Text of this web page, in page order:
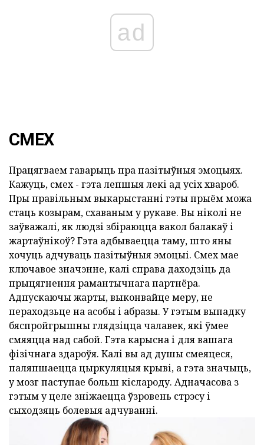
ad
СМЕХ
Працягваем гаварыць пра пазітыўныя эмоцыях.
Кажуць, смех - гэта лепшыя лекі ад усіх хвароб.
Пры правільным выкарыстанні гэты прыём можа
стаць козырам, схаваным у рукаве. Вы ніколі не
заўважалі, як людзі збіраюцца вакол балакаў і
жартаўнікоў? Гэта адбываецца таму, што яны
хочуць адчуваць пазітыўныя эмоцыі. Смех мае
ключавое значэнне, калі справа даходзіць да
прыцягнення рамантычнага партнёра.
Адпускаючы жарты, выконвайце меру, не
пераходзьце на асобы і абразы. У гэтым выпадку
бяспройгрышны глядзіцца чалавек, які ўмее
смяяцца над сабой. Гэта карысна і для вашага
фізічнага здароўя. Калі вы ад душы смеяцеся,
паляпшаецца цыркуляцыя крыві, а гэта значыць,
у мозг паступае больш кіслароду. Адначасова з
гэтым у целе зніжаецца ўзровень стрэсу і
сыходзяць болевыя адчуванні.